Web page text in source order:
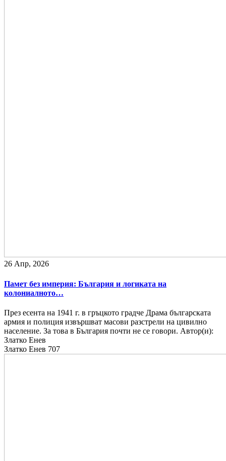
26 Апр, 2026
Памет без империя: България и логиката на
колониалното…
През есента на 1941 г. в гръцкото градче Драма българската
армия и полиция извършват масови разстрели на цивилно
население. За това в България почти не се говори. Автор(и):
Златко Енев
Златко Енев 707